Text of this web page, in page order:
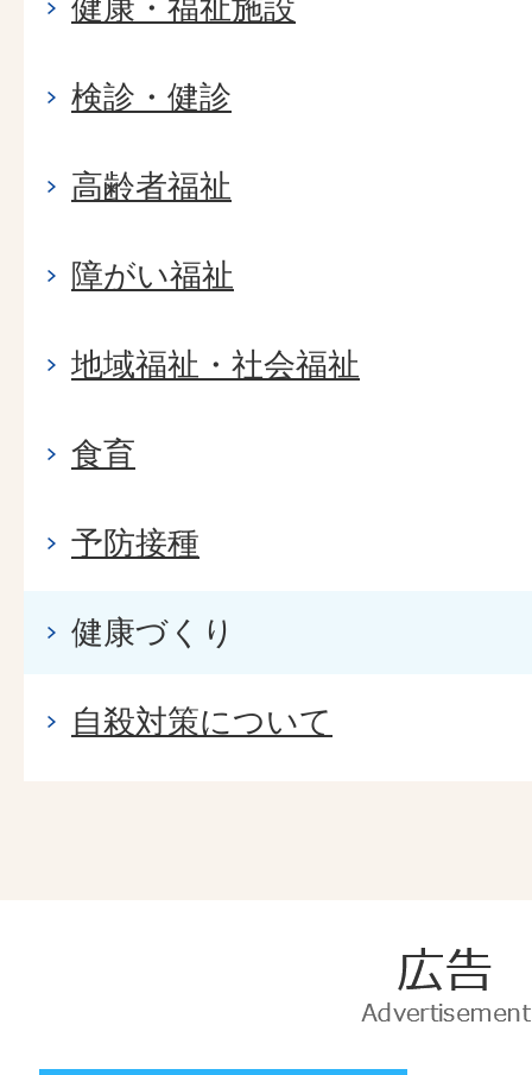
検診・健診
高齢者福祉
障がい福祉
地域福祉・社会福祉
食育
予防接種
健康づくり
自殺対策について
告